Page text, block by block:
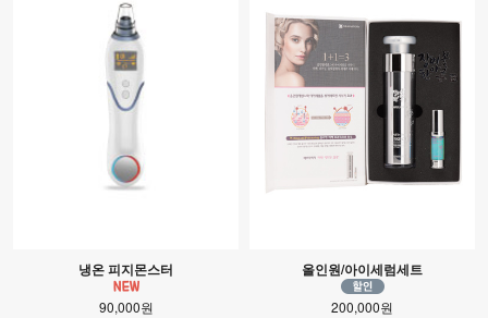
냉온 피지몬스터
90,000원
올인원/아이세럼세트
200,000원